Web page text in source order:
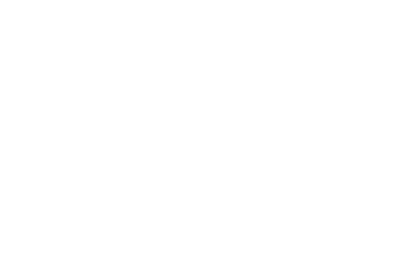
nội dung LG Gallery+. Thay vì để lại một
hơn 100 tác phẩm nghệ thuật kinh điển